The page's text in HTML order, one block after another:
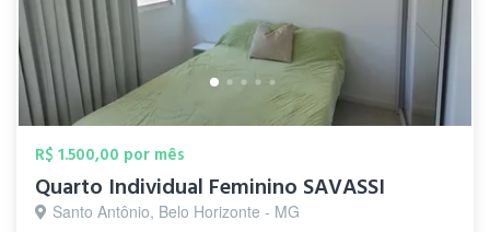
R$ 1.500,00 por mês
Quarto Individual Feminino SAVASSI
Santo Antônio, Belo Horizonte - MG